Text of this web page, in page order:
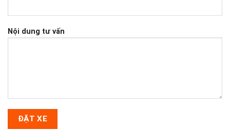
Nội dung tư vấn